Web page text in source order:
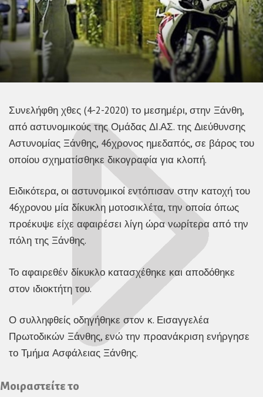
Συνελήφθη χθες (4-2-2020) το μεσημέρι, στην Ξάνθη,
από αστυνομικούς της Ομάδας ΔΙ.ΑΣ. της Διεύθυνσης
Αστυνομίας Ξάνθης, 46χρονος ημεδαπός, σε βάρος του
οποίου σχηματίσθηκε δικογραφία για κλοπή.
Ειδικότερα, οι αστυνομικοί εντόπισαν στην κατοχή του
46χρονου μία δίκυκλη μοτοσικλέτα, την οποία όπως
προέκυψε είχε αφαιρέσει λίγη ώρα νωρίτερα από την
πόλη της Ξάνθης.
Το αφαιρεθέν δίκυκλο κατασχέθηκε και αποδόθηκε
στον ιδιοκτήτη του.
Ο συλληφθείς οδηγήθηκε στον κ. Εισαγγελέα
Πρωτοδικών Ξάνθης, ενώ την προανάκριση ενήργησε
το Τμήμα Ασφάλειας Ξάνθης.
Μοιραστείτε το